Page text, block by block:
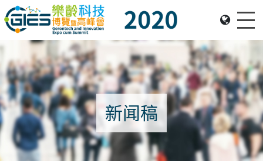
Date: Expo: 21-24 Nov 2020, Summit: 20 Nov 2020, Venue: Hall 1A-C, HKCEC
新闻稿